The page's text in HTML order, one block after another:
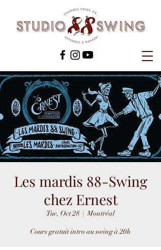
Les mardis 88-Swing
chez Ernest
Tue, Oct 28
  |
Montréal
Cours gratuit intro au swing à 20h